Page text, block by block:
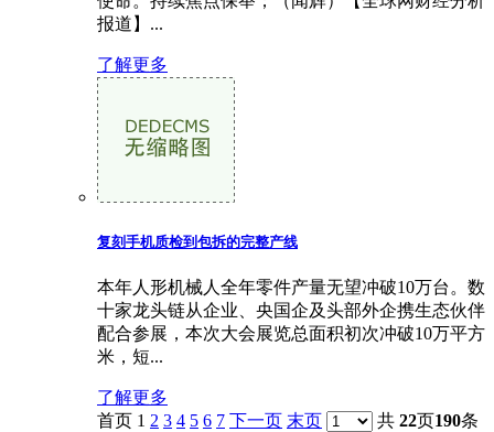
报道】...
了解更多
复刻手机质检到包拆的完整产线
本年人形机械人全年零件产量无望冲破10万台。数
十家龙头链从企业、央国企及头部外企携生态伙伴
配合参展，本次大会展览总面积初次冲破10万平方
米，短...
了解更多
首页 1 2 3 4 5 6 7 下一页 末页 共 22页190条